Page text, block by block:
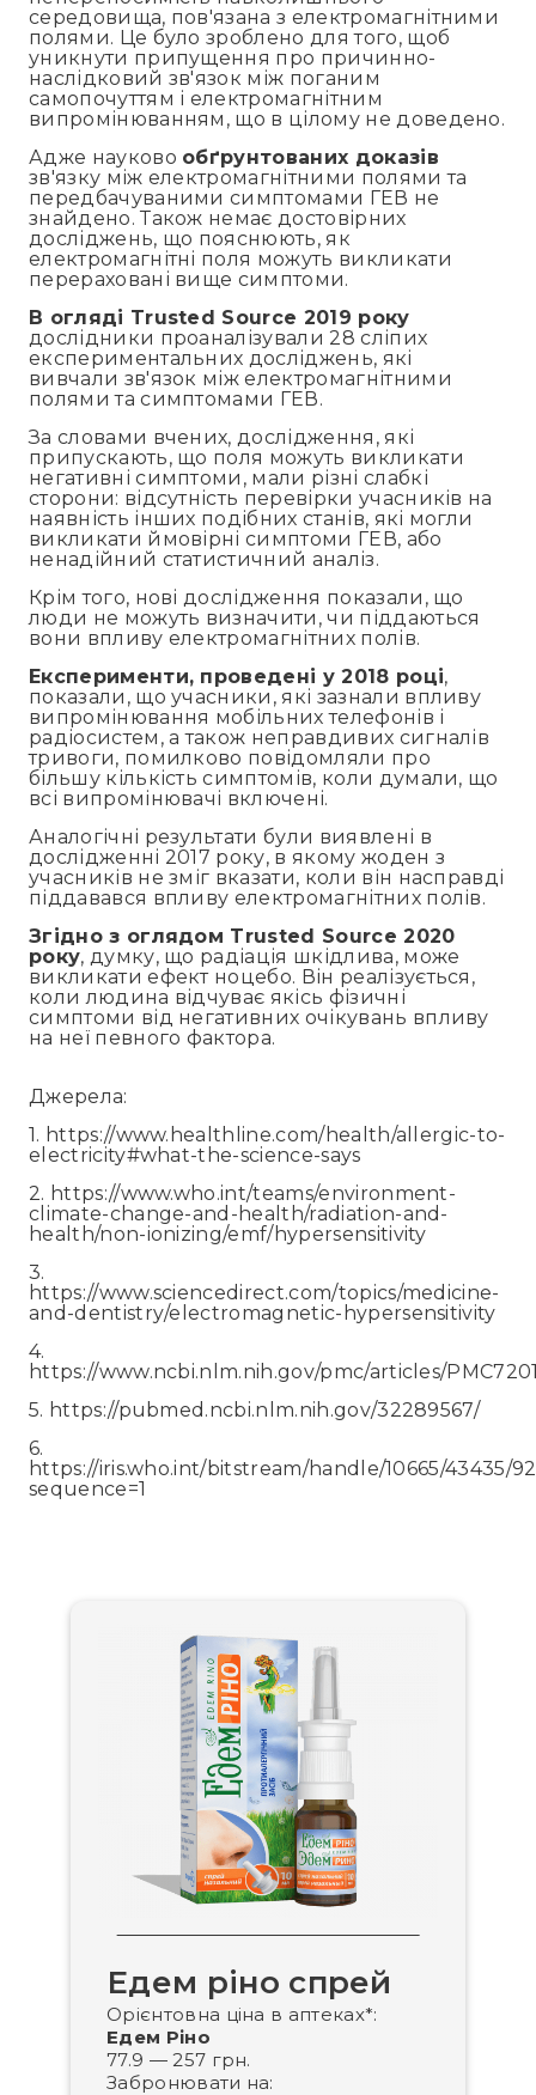
середовища, пов'язана з електромагнітними
полями. Це було зроблено для того, щоб
уникнути припущення про причинно-
наслідковий зв'язок між поганим
самопочуттям і електромагнітним
випромінюванням, що в цілому не доведено.
Адже науково обґрунтованих доказів
зв'язку між електромагнітними полями та
передбачуваними симптомами ГЕВ не
знайдено. Також немає достовірних
досліджень, що пояснюють, як
електромагнітні поля можуть викликати
перераховані вище симптоми.
В огляді Trusted Source 2019 року
дослідники проаналізували 28 сліпих
експериментальних досліджень, які
вивчали зв'язок між електромагнітними
полями та симптомами ГЕВ.
За словами вчених, дослідження, які
припускають, що поля можуть викликати
негативні симптоми, мали різні слабкі
сторони: відсутність перевірки учасників на
наявність інших подібних станів, які могли
викликати ймовірні симптоми ГЕВ, або
ненадійний статистичний аналіз.
Крім того, нові дослідження показали, що
люди не можуть визначити, чи піддаються
вони впливу електромагнітних полів.
Експерименти, проведені у 2018 році,
показали, що учасники, які зазнали впливу
випромінювання мобільних телефонів і
радіосистем, а також неправдивих сигналів
тривоги, помилково повідомляли про
більшу кількість симптомів, коли думали, що
всі випромінювачі включені.
Аналогічні результати були виявлені в
дослідженні 2017 року, в якому жоден з
учасників не зміг вказати, коли він насправді
піддавався впливу електромагнітних полів.
Згідно з оглядом Trusted Source 2020
року, думку, що радіація шкідлива, може
викликати ефект ноцебо. Він реалізується,
коли людина відчуває якісь фізичні
симптоми від негативних очікувань впливу
на неї певного фактора.
Джерела:
1. https://www.healthline.com/health/allergic-to-
electricity#what-the-science-says
2. https://www.who.int/teams/environment-
climate-change-and-health/radiation-and-
health/non-ionizing/emf/hypersensitivity
3.
https://www.sciencedirect.com/topics/medicine-
and-dentistry/electromagnetic-hypersensitivity
4.
https://www.ncbi.nlm.nih.gov/pmc/articles/
5. https://pubmed.ncbi.nlm.nih.gov/32289567/
6.
https://iris.who.int/bitstream/handle/10665/43435/
sequence=1
Едем ріно спрей
Орієнтовна ціна в аптеках*:
Едем Ріно
77.9 —257 грн.
Забронювати на: